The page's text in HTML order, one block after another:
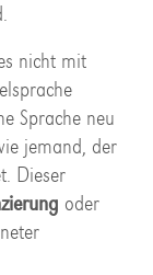
nicht mit
Sprache neu
jemand, der
Dieser
oder